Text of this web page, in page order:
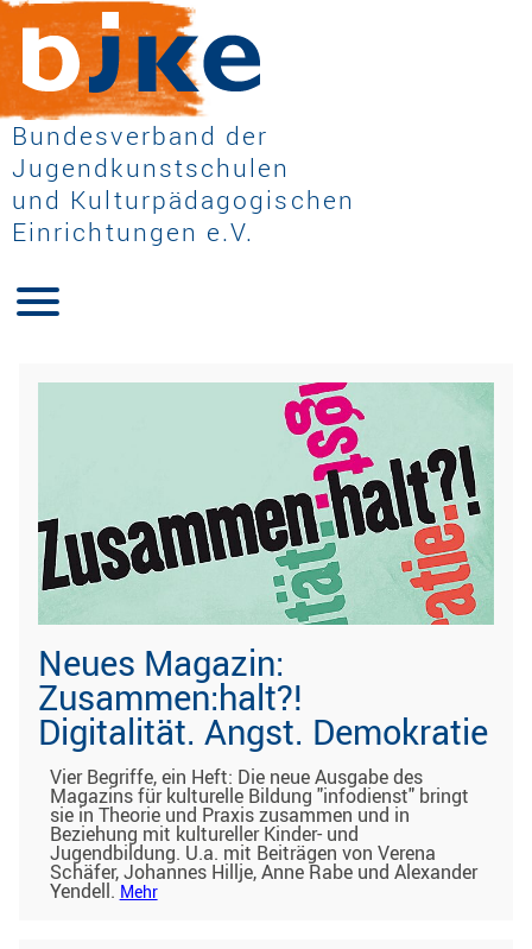
Bundesverband der
Jugendkunstschulen
und Kulturpädagogischen
Einrichtungen e.V.
Neues Magazin:
Zusammen:halt?!
Digitalität. Angst. Demokratie
Vier Begriffe, ein Heft: Die neue Ausgabe des
Magazins für kulturelle Bildung "infodienst" bringt
sie in Theorie und Praxis zusammen und in
Beziehung mit kultureller Kinder- und
Jugendbildung. U.a. mit Beiträgen von Verena
Schäfer, Johannes Hillje, Anne Rabe und Alexander
Yendell. Mehr